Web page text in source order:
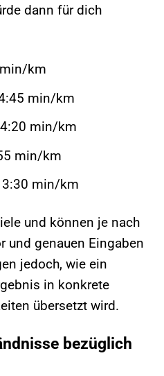
dann für dich
km
min/km
min/km
min/km
3:30 min/km
und können je nach
und genauen Eingaben
jedoch, wie ein
in konkrete
übersetzt wird.
bezüglich